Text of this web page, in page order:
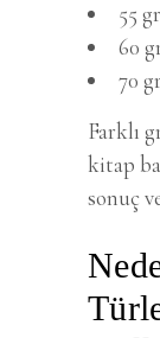
55
60
70
Farklı
kitap
sonuç